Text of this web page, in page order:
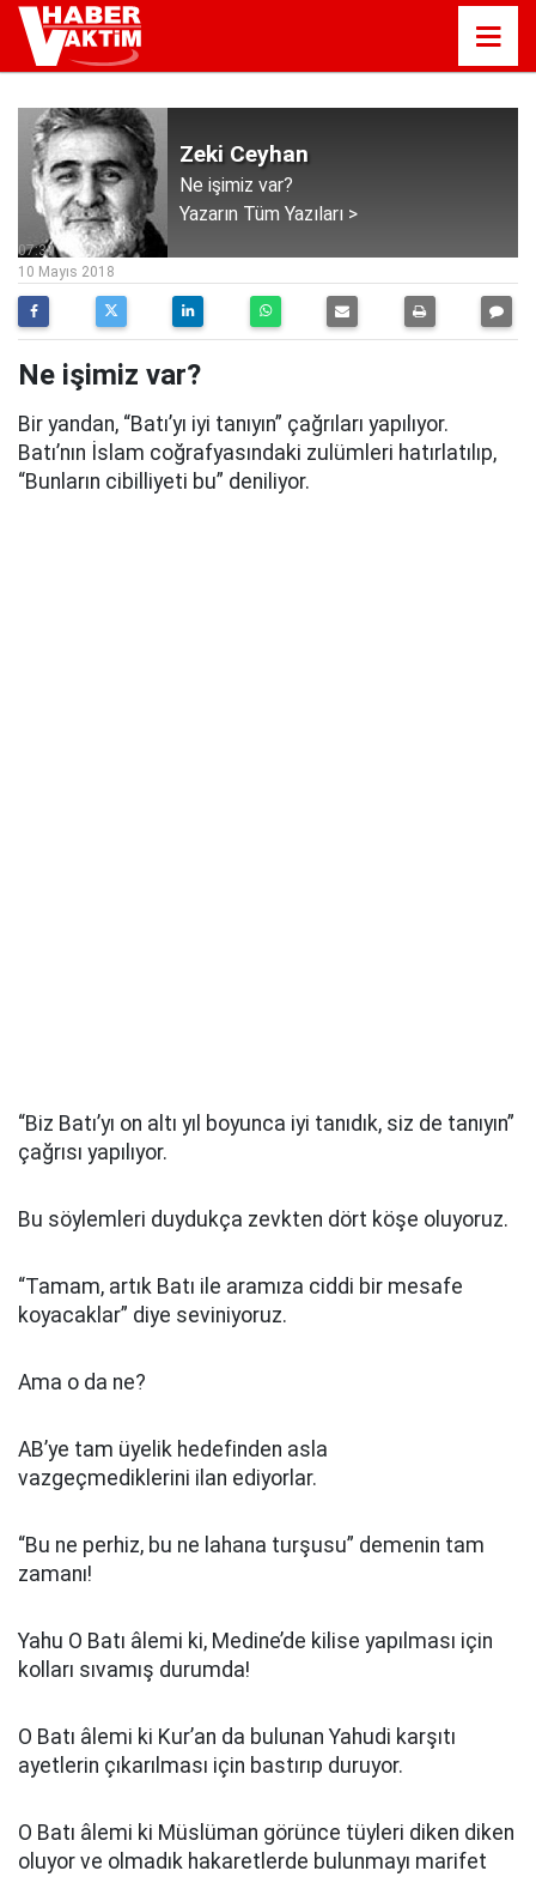
Zeki Ceyhan
Ne işimiz var?
Yazarın Tüm Yazıları >
07:39
10 Mayıs 2018
Ne işimiz var?
Bir yandan, “Batı’yı iyi tanıyın” çağrıları yapılıyor.
Batı’nın İslam coğrafyasındaki zulümleri hatırlatılıp,
“Bunların cibilliyeti bu” deniliyor.
“Biz Batı’yı on altı yıl boyunca iyi tanıdık, siz de tanıyın”
çağrısı yapılıyor.
Bu söylemleri duydukça zevkten dört köşe oluyoruz.
“Tamam, artık Batı ile aramıza ciddi bir mesafe
koyacaklar” diye seviniyoruz.
Ama o da ne?
AB’ye tam üyelik hedefinden asla
vazgeçmediklerini ilan ediyorlar.
“Bu ne perhiz, bu ne lahana turşusu” demenin tam
zamanı!
Yahu O Batı âlemi ki, Medine’de kilise yapılması için
kolları sıvamış durumda!
O Batı âlemi ki Kur’an da bulunan Yahudi karşıtı
ayetlerin çıkarılması için bastırıp duruyor.
O Batı âlemi ki Müslüman görünce tüyleri diken diken
oluyor ve olmadık hakaretlerde bulunmayı marifet